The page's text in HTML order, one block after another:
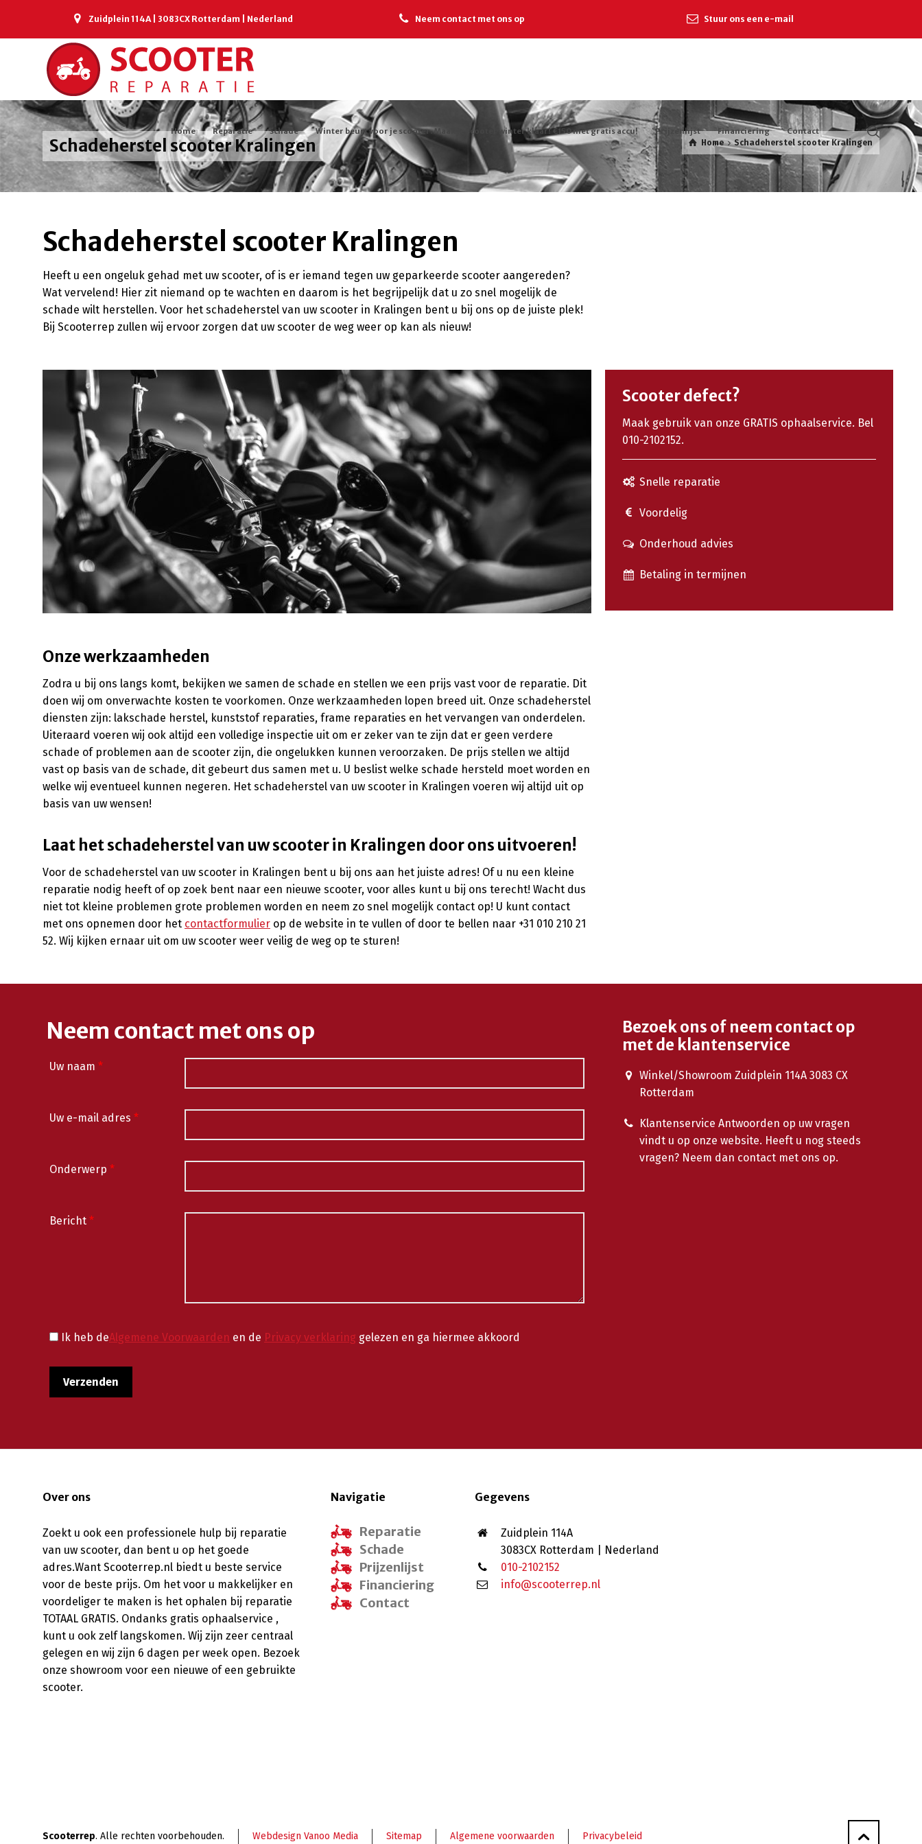
Zuidplein 114A | 3083CX Rotterdam | Nederland Neem contact met ons op Stuur ons een e-mail
Home Reparatie Schade Winter beurt voor je scooter. Maak je scooter winter klaar! €150 met gratis accu! Prijzenlijst Financiering Contact
Schadeherstel scooter Kralingen Home Schadeherstel scooter Kralingen
Schadeherstel scooter Kralingen
Heeft u een ongeluk gehad met uw scooter, of is er iemand tegen uw geparkeerde scooter aangereden?
Wat vervelend! Hier zit niemand op te wachten en daarom is het begrijpelijk dat u zo snel mogelijk de
schade wilt herstellen. Voor het schadeherstel van uw scooter in Kralingen bent u bij ons op de juiste plek!
Bij Scooterrep zullen wij ervoor zorgen dat uw scooter de weg weer op kan als nieuw!
Scooter defect?
Maak gebruik van onze GRATIS ophaalservice. Bel
010-2102152.
Snelle reparatie
Voordelig
Onderhoud advies
Betaling in termijnen
Onze werkzaamheden
Zodra u bij ons langs komt, bekijken we samen de schade en stellen we een prijs vast voor de reparatie. Dit
doen wij om onverwachte kosten te voorkomen. Onze werkzaamheden lopen breed uit. Onze schadeherstel
diensten zijn: lakschade herstel, kunststof reparaties, frame reparaties en het vervangen van onderdelen.
Uiteraard voeren wij ook altijd een volledige inspectie uit om er zeker van te zijn dat er geen verdere
schade of problemen aan de scooter zijn, die ongelukken kunnen veroorzaken. De prijs stellen we altijd
vast op basis van de schade, dit gebeurt dus samen met u. U beslist welke schade hersteld moet worden en
welke wij eventueel kunnen negeren. Het schadeherstel van uw scooter in Kralingen voeren wij altijd uit op
basis van uw wensen!
Laat het schadeherstel van uw scooter in Kralingen door ons uitvoeren!
Voor de schadeherstel van uw scooter in Kralingen bent u bij ons aan het juiste adres! Of u nu een kleine
reparatie nodig heeft of op zoek bent naar een nieuwe scooter, voor alles kunt u bij ons terecht! Wacht dus
niet tot kleine problemen grote problemen worden en neem zo snel mogelijk contact op! U kunt contact
met ons opnemen door het contactformulier op de website in te vullen of door te bellen naar +31 010 210 21
52. Wij kijken ernaar uit om uw scooter weer veilig de weg op te sturen!
Neem contact met ons op
Uw naam *
Uw e-mail adres *
Onderwerp *
Bericht *
Ik heb deAlgemene Voorwaarden en de Privacy verklaring gelezen en ga hiermee akkoord
Bezoek ons of neem contact op
met de klantenservice
Winkel/Showroom Zuidplein 114A 3083 CX
Rotterdam
Klantenservice Antwoorden op uw vragen
vindt u op onze website. Heeft u nog steeds
vragen? Neem dan contact met ons op.
Over ons
Zoekt u ook een professionele hulp bij reparatie
van uw scooter, dan bent u op het goede
adres.Want Scooterrep.nl biedt u beste service
voor de beste prijs. Om het voor u makkelijker en
voordeliger te maken is het ophalen bij reparatie
TOTAAL GRATIS. Ondanks gratis ophaalservice ,
kunt u ook zelf langskomen. Wij zijn zeer centraal
gelegen en wij zijn 6 dagen per week open. Bezoek
onze showroom voor een nieuwe of een gebruikte
scooter.
Navigatie
Reparatie
Schade
Prijzenlijst
Financiering
Contact
Gegevens
Zuidplein 114A
3083CX Rotterdam | Nederland
010-2102152
info@scooterrep.nl
Scooterrep. Alle rechten voorbehouden. Webdesign Vanoo Media Sitemap Algemene voorwaarden Privacybeleid